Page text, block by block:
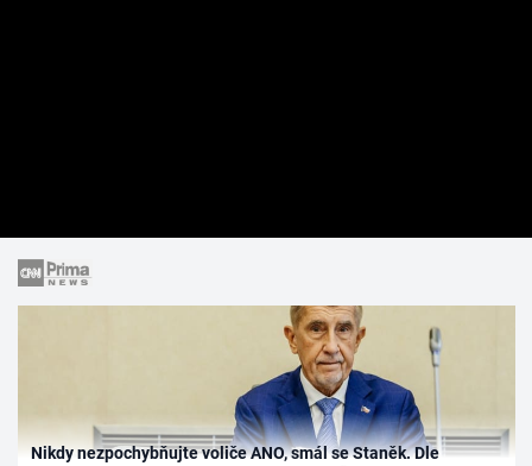
Nikdy nezpochybňujte voliče ANO, smál se Staněk. Dle